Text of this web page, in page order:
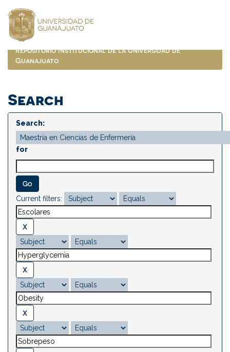
navigation
Repositorio Institucional de la Universidad de
Guanajuato
Search
Search:
for
Current filters: